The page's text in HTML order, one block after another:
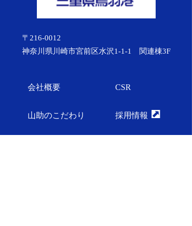
〒216-0012
神奈川県川崎市宮前区水沢1-1-1 関連棟3F
会社概要
山助のこだわり
CSR
採用情報